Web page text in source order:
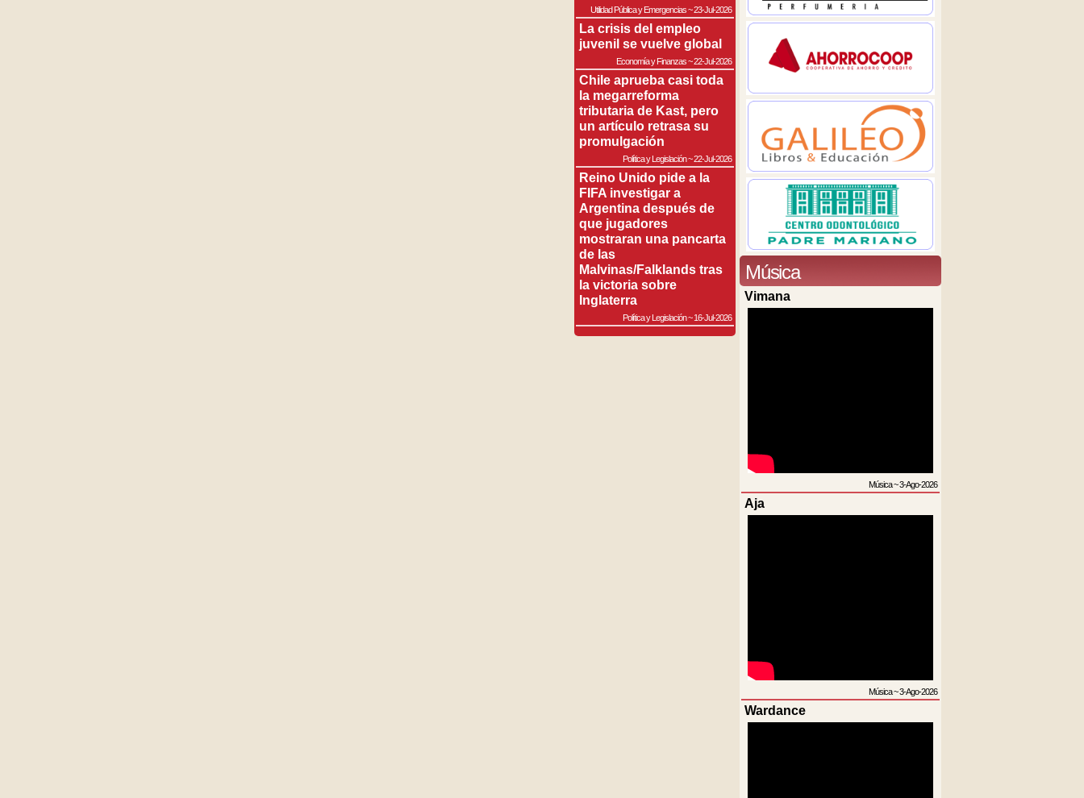
Utilidad Pública y Emergencias~23-Jul-2026
La crisis del empleo
juvenil se vuelve global
Economía y Finanzas~22-Jul-2026
Chile aprueba casi toda
la megarreforma
tributaria de Kast, pero
un artículo retrasa su
promulgación
Política y Legislación~22-Jul-2026
Reino Unido pide a la
FIFA investigar a
Argentina después de
que jugadores
mostraran una pancarta
de las
Malvinas/Falklands tras
la victoria sobre
Inglaterra
Política y Legislación~16-Jul-2026
Música
Vimana
Música~3-Ago-2026
Aja
Música~3-Ago-2026
Wardance